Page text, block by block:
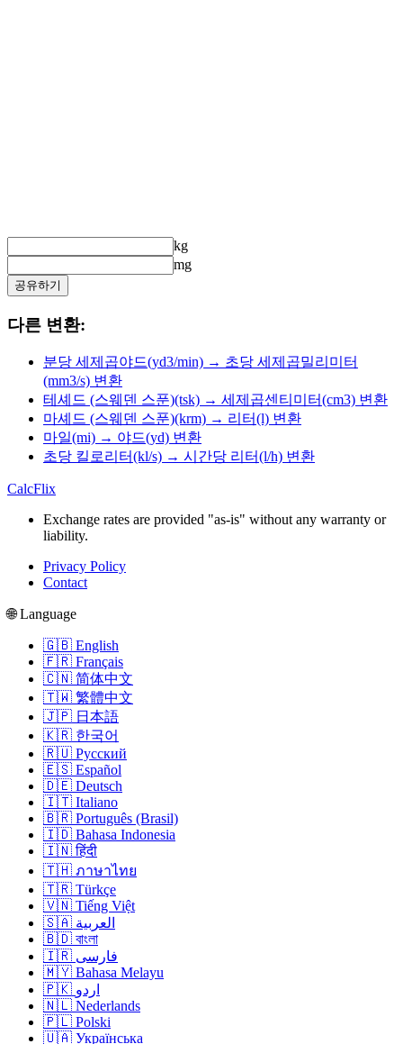
kg
mg
공유하기
다른 변환:
분당 세제곱야드(yd3/min) → 초당 세제곱밀리미터
(mm3/s) 변환
테셰드 (스웨덴 스푼)(tsk) → 세제곱센티미터(cm3) 변환
마셰드 (스웨덴 스푼)(krm) → 리터(l) 변환
마일(mi) → 야드(yd) 변환
초당 킬로리터(kl/s) → 시간당 리터(l/h) 변환
CalcFlix
Exchange rates are provided "as-is" without any warranty or
liability.
Privacy Policy
Contact
🌐 Language
🇬🇧 English
🇫🇷 Français
🇨🇳 简体中文
🇹🇼 繁體中文
🇯🇵 日本語
🇰🇷 한국어
🇷🇺 Русский
🇪🇸 Español
🇩🇪 Deutsch
🇮🇹 Italiano
🇧🇷 Português (Brasil)
🇮🇩 Bahasa Indonesia
🇮🇳 हिंदी
🇹🇭 ภาษาไทย
🇹🇷 Türkçe
🇻🇳 Tiếng Việt
🇸🇦 العربية
🇧🇩 বাংলা
🇮🇷 فارسی
🇲🇾 Bahasa Melayu
🇵🇰 اردو
🇳🇱 Nederlands
🇵🇱 Polski
🇺🇦 Українська